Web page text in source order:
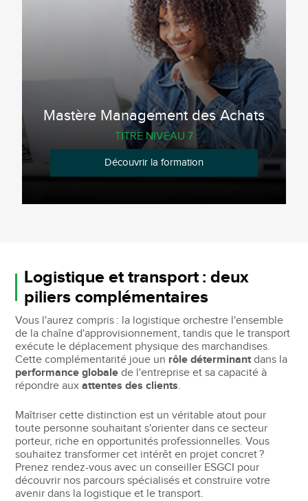
Mastère Management des Achats
TITRE NIVEAU 7
Découvrir la formation
Logistique et transport : deux
piliers complémentaires
Vous l'aurez compris : la logistique orchestre l'ensemble
de la chaîne d'approvisionnement, tandis que le transport
exécute le déplacement physique des marchandises.
Cette complémentarité joue un rôle déterminant dans la
performance globale de l'entreprise et sa capacité à
répondre auxattentes des clients.
Maîtriser cette distinction est un véritable atout pour
toute personne souhaitant s'orienter dans ce secteur
porteur, riche en opportunités professionnelles. Vous
souhaitez transformer cet intérêt en projet concret ?
Prenez rendez-vous avec un conseiller ESGCI pour
découvrir nos parcours spécialisés et construire votre
avenir dans la logistique et le transport.